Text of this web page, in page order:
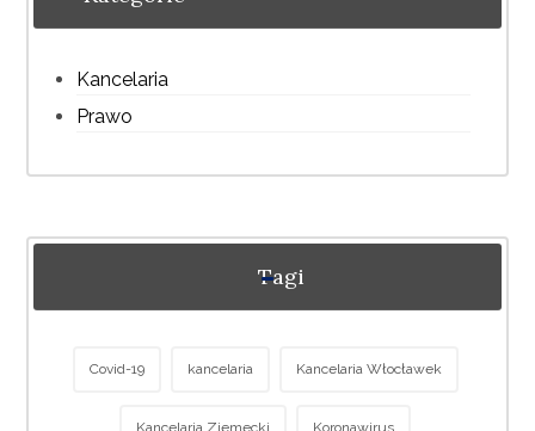
Kancelaria
Prawo
Tagi
Covid-19 kancelaria Kancelaria Włocławek
Kancelaria Ziemecki Koronawirus